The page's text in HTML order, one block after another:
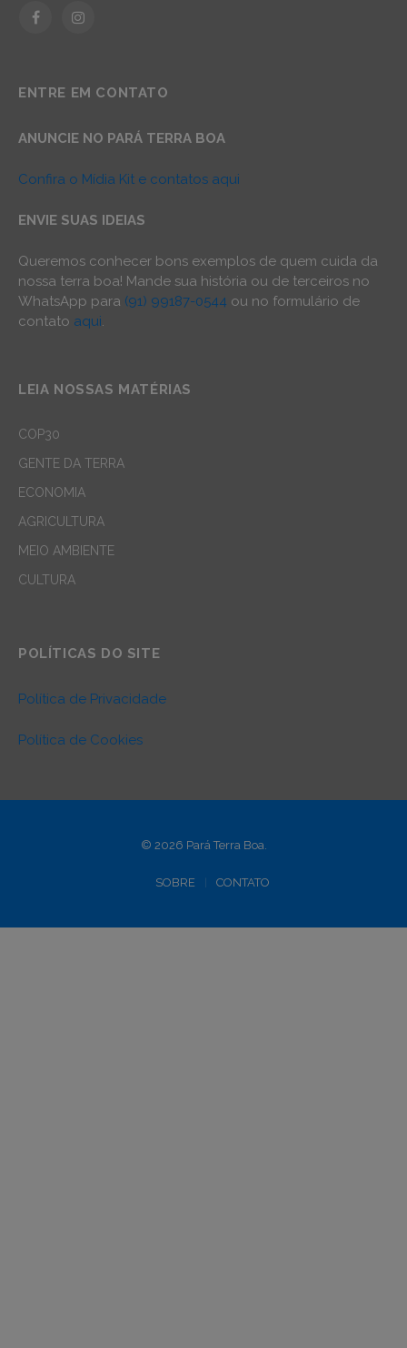
FacebookInstagram
ENTRE EM CONTATO
ANUNCIE NO PARÁ TERRA BOA
Confira o Mídia Kit e contatos aqui
ENVIE SUAS IDEIAS
Queremos conhecer bons exemplos de quem cuida da
nossa terra boa! Mande sua história ou de terceiros no
WhatsApp para (91) 99187-0544 ou no formulário de
contato aqui.
LEIA NOSSAS MATÉRIAS
COP30
GENTE DA TERRA
ECONOMIA
AGRICULTURA
MEIO AMBIENTE
CULTURA
POLÍTICAS DO SITE
Política de Privacidade
Política de Cookies
© 2026 Pará Terra Boa.
SOBRE CONTATO